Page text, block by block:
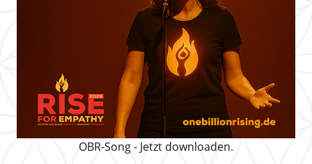
OBR-Song - Jetzt downloaden.